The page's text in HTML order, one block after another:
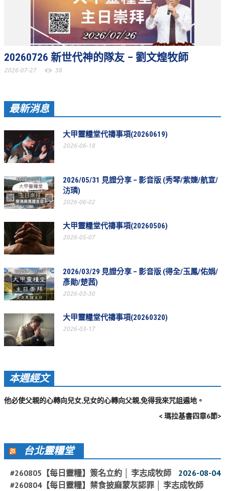
教會節慶_2019年
教會節慶_2018年
教會節慶_2017年
教會節慶_2014年
活動影音
活動影音_2026年
活動影音_2025年
活動影音_2024年
活動影音_2022年
活動影音_2021年
活動影音_2020年
活動影音_2019年
活動影音_2017年
活動影音_2016年
活動影音_2014年
活動影音_2013年
愛加倍協會介紹
課後陪讀班資訊
20260726 新世代神的隊友 – 劉文煌牧師
2026-07-27 38
最新消息
大甲靈糧堂代禱事項(20260619)
2026-06-18
2026/05/31 見證分享 – 影音版 (秀琴/紫婕/航宣/
汸璘)
2026-06-02
大甲靈糧堂代禱事項(20260506)
2026-05-07
2026/03/29 見證分享 – 影音版 (得全/玉鳳/佑娟/
彥勛/楚茜)
2026-03-30
大甲靈糧堂代禱事項(20260320)
2026-03-17
本週經文
他必使父親的心轉向兒女,兒女的心轉向父親,免得我來咒詛遍地。
< 瑪拉基書四章6節>
台北靈糧堂
#260805【每日靈糧】簽名立約 │ 李志成牧師
2026-08-04
#260804【每日靈糧】禁食披麻蒙灰認罪 │ 李志成牧師